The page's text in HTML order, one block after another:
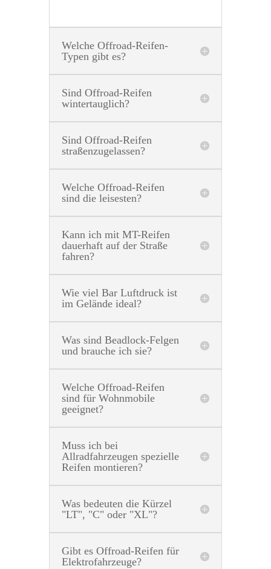
Welche Offroad-Reifen-
Typen gibt es?
Sind Offroad-Reifen
wintertauglich?
Sind Offroad-Reifen
straßenzugelassen?
Welche Offroad-Reifen
sind die leisesten?
Kann ich mit MT-Reifen
dauerhaft auf der Straße
fahren?
Wie viel Bar Luftdruck ist
im Gelände ideal?
Was sind Beadlock-Felgen
und brauche ich sie?
Welche Offroad-Reifen
sind für Wohnmobile
geeignet?
Muss ich bei
Allradfahrzeugen spezielle
Reifen montieren?
Was bedeuten die Kürzel
"LT", "C" oder "XL"?
Gibt es Offroad-Reifen für
Elektrofahrzeuge?